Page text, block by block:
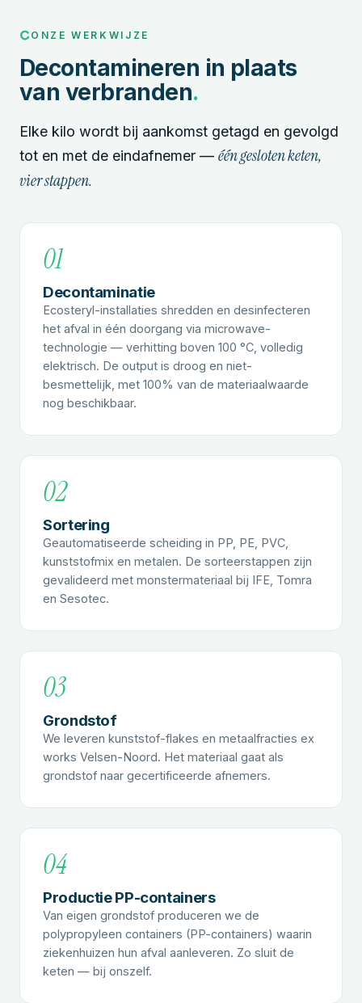
ONZE WERKWIJZE
Decontamineren in plaats
van verbranden.
Elke kilo wordt bij aankomst getagd en gevolgd
tot en met de eindafnemer — één gesloten keten,
vier stappen.
01
Decontaminatie
Ecosteryl-installaties shredden en desinfecteren
het afval in één doorgang via microwave-
technologie — verhitting boven 100 °C, volledig
elektrisch. De output is droog en niet-
besmettelijk, met 100% van de materiaalwaarde
nog beschikbaar.
02
Sortering
Geautomatiseerde scheiding in PP, PE, PVC,
kunststofmix en metalen. De sorteerstappen zijn
gevalideerd met monstermateriaal bij IFE, Tomra
en Sesotec.
03
Grondstof
We leveren kunststof-flakes en metaalfracties ex
works Velsen-Noord. Het materiaal gaat als
grondstof naar gecertificeerde afnemers.
04
Productie PP-containers
Van eigen grondstof produceren we de
polypropyleen containers (PP-containers) waarin
ziekenhuizen hun afval aanleveren. Zo sluit de
keten — bij onszelf.